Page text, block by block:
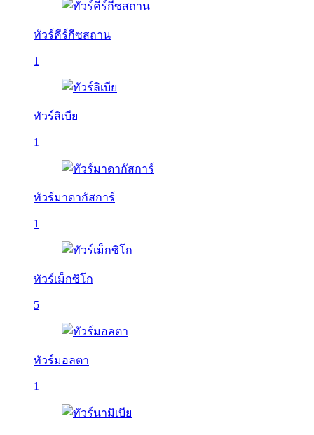
ทัวร์คีร์กีซสถาน
1
ทัวร์ลิเบีย
1
ทัวร์มาดากัสการ์
1
ทัวร์เม็กซิโก
5
ทัวร์มอลตา
1